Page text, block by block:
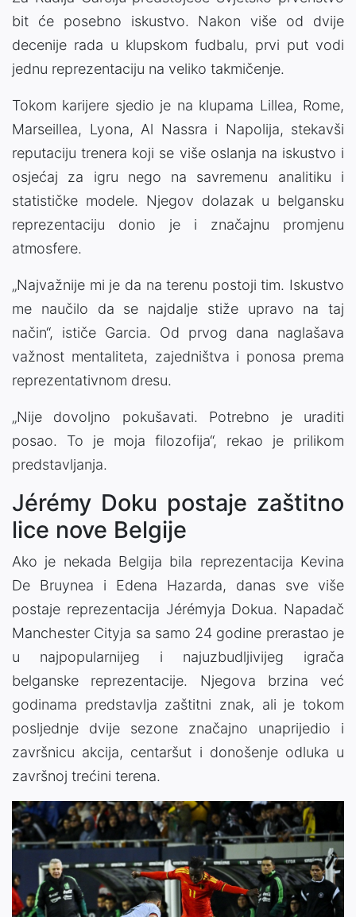
bit će posebno iskustvo. Nakon više od dvije
decenije rada u klupskom fudbalu, prvi put vodi
jednu reprezentaciju na veliko takmičenje.
Tokom karijere sjedio je na klupama Lillea, Rome,
Marseillea, Lyona, Al Nassra i Napolija, stekavši
reputaciju trenera koji se više oslanja na iskustvo i
osjećaj za igru nego na savremenu analitiku i
statističke modele. Njegov dolazak u belgansku
reprezentaciju donio je i značajnu promjenu
atmosfere.
„Najvažnije mi je da na terenu postoji tim. Iskustvo
me naučilo da se najdalje stiže upravo na taj
način“, ističe Garcia. Od prvog dana naglašava
važnost mentaliteta, zajedništva i ponosa prema
reprezentativnom dresu.
„Nije dovoljno pokušavati. Potrebno je uraditi
posao. To je moja filozofija“, rekao je prilikom
predstavljanja.
Jérémy Doku postaje zaštitno
lice nove Belgije
Ako je nekada Belgija bila reprezentacija Kevina
De Bruynea i Edena Hazarda, danas sve više
postaje reprezentacija Jérémyja Dokua. Napadač
Manchester Cityja sa samo 24 godine prerastao je
u najpopularnijeg i najuzbudljivijeg igrača
belganske reprezentacije. Njegova brzina već
godinama predstavlja zaštitni znak, ali je tokom
posljednje dvije sezone značajno unaprijedio i
završnicu akcija, centaršut i donošenje odluka u
završnoj trećini terena.